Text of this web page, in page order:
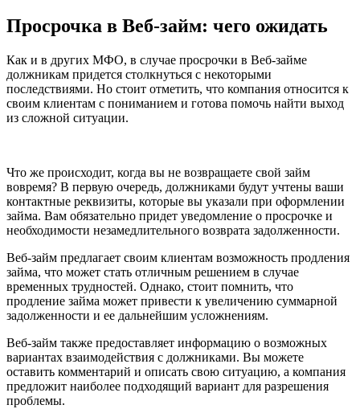
Просрочка в Веб-займ: чего ожидать
Как и в других МФО, в случае просрочки в Веб-займе
должникам придется столкнуться с некоторыми
последствиями. Но стоит отметить, что компания относится к
своим клиентам с пониманием и готова помочь найти выход
из сложной ситуации.
Что же происходит, когда вы не возвращаете свой займ
вовремя? В первую очередь, должниками будут учтены ваши
контактные реквизиты, которые вы указали при оформлении
займа. Вам обязательно придет уведомление о просрочке и
необходимости незамедлительного возврата задолженности.
Веб-займ предлагает своим клиентам возможность продления
займа, что может стать отличным решением в случае
временных трудностей. Однако, стоит помнить, что
продление займа может привести к увеличению суммарной
задолженности и ее дальнейшим усложнениям.
Веб-займ также предоставляет информацию о возможных
вариантах взаимодействия с должниками. Вы можете
оставить комментарий и описать свою ситуацию, а компания
предложит наиболее подходящий вариант для разрешения
проблемы.